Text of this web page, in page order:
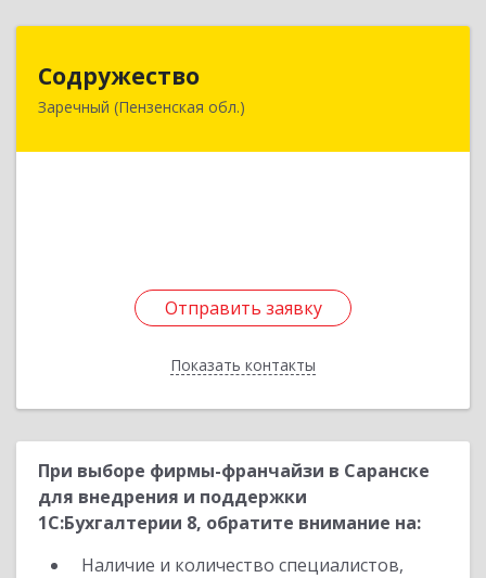
Содружество
Заречный (Пензенская обл.)
Отправить заявку
Показать контакты
442962, Пензенская обл, Заречный г,
Отправить заявку
Назад
При выборе фирмы-франчайзи в Саранске
для внедрения и поддержки
1С:Бухгалтерии 8, обратите внимание на:
Наличие и количество специалистов,